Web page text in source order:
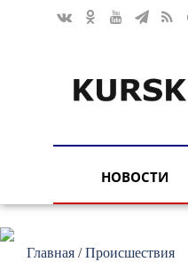
НОВОСТИ
Главная /Происшествия